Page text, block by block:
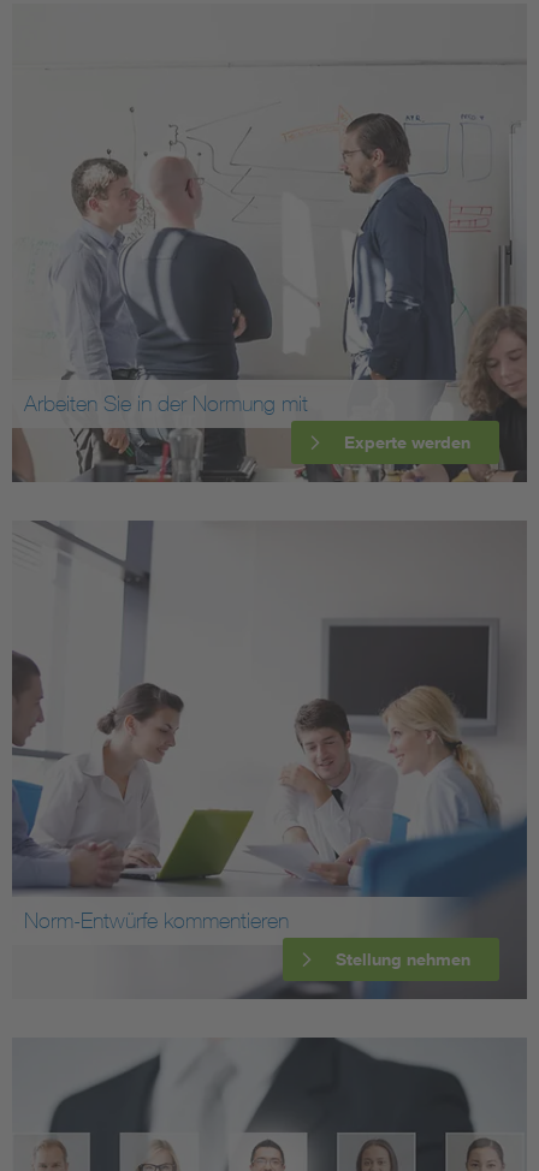
Arbeiten Sie in der Normung mit
Experte werden
Norm-Entwürfe kommentieren
Stellung nehmen